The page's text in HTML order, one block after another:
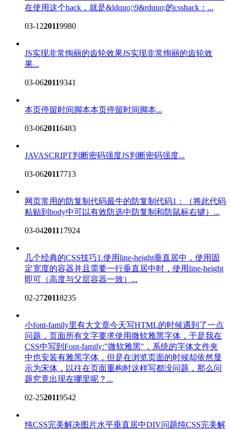
在使用这个hack，就是&ldquo;\9&rdquo;的csshack：...
03-1220119980
JS实现非常绚丽的齿轮效果JS实现非常绚丽的齿轮效
果...
03-0620119341
本页停留时间脚本本页停留时间脚本...
03-0620116483
JAVASCRIPT判断密码强度JS判断密码强度...
03-0620117713
网页常用的防复制代码最牛的防复制代码1：（将此代码
粘贴到body中可以有效防选中防复制和防鼠标右键）...
03-04201117924
几个经典的CSS技巧1.使用line-height垂直居中，使用固
定宽度的容器并且需要一行垂直居中时，使用line-height
即可（高度与父层容器一致）...
02-2720118235
小font-family里有大文章今天写HTML的时候遇到了一点
问题，页面所有文字要求使用微软雅黑字体，于是我在
CSS中写到Font-family:"微软雅黑"，系统的字体文件夹
中也安装有雅黑字体，但是在浏览页面的时候却依然显
示为宋体，以往在页面重构时这样写都没问题，那么问
题究竟出现在哪里呢？...
02-2520119542
纯CSS完美解决图片水平垂直居中DIV问题纯CSS完美解